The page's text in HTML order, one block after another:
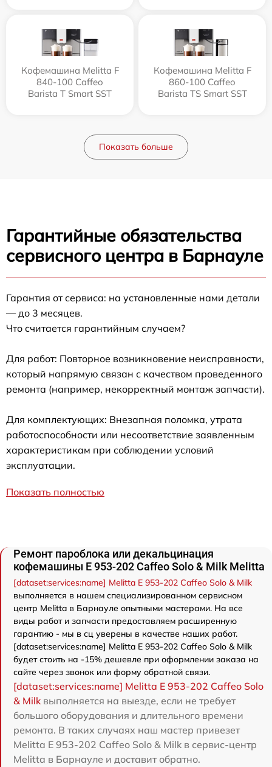
Кофемашина Melitta F
840-100 Caffeo
Barista T Smart SST
Кофемашина Melitta F
860-100 Caffeo
Barista TS Smart SST
Показать больше
Гарантийные обязательства
сервисного центра в Барнауле
Гарантия от сервиса: на установленные нами детали
— до 3 месяцев.
Что считается гарантийным случаем?
Для работ: Повторное возникновение неисправности,
который напрямую связан с качеством проведенного
ремонта (например, некорректный монтаж запчасти).
Для комплектующих: Внезапная поломка, утрата
работоспособности или несоответствие заявленным
характеристикам при соблюдении условий
эксплуатации.
Показать полностью
Ремонт пароблока или декальцинация
кофемашины Е 953-202 Caffeo Solo & Milk Melitta
[dataset:services:name] Melitta Е 953-202 Caffeo Solo & Milk
выполняется в нашем специализированном сервисном
центр Melitta в Барнауле опытными мастерами. На все
виды работ и запчасти предоставляем расширенную
гарантию - мы в сц уверены в качестве наших работ.
[dataset:services:name] Melitta Е 953-202 Caffeo Solo & Milk
будет стоить на -15% дешевле при оформлении заказа на
сайте через звонок или форму обратной связи.
[dataset:services:name] Melitta Е 953-202 Caffeo Solo
& Milkвыполняется на выезде, если не требует
большого оборудования и длительного времени
ремонта. В таких случаях наш мастер привезет
Melitta Е 953-202 Caffeo Solo & Milk в сервис-центр
Melitta в Барнауле и доставит обратно.